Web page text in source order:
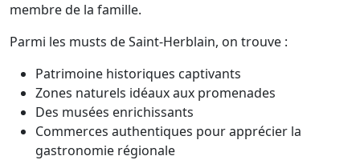
membre de la famille.
Parmi les musts de Saint-Herblain, on trouve :
Patrimoine historiques captivants
Zones naturels idéaux aux promenades
Des musées enrichissants
Commerces authentiques pour apprécier la
gastronomie régionale